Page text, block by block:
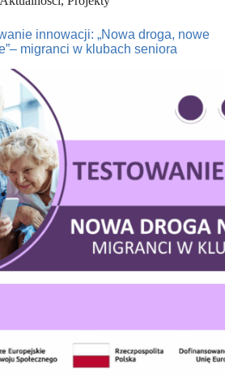
innowacji: „Nowa droga, nowe
migranci w klubach seniora